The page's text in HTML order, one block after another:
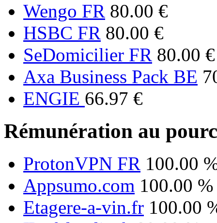
Wengo FR 80.00 €
HSBC FR 80.00 €
SeDomicilier FR 80.00 €
Axa Business Pack BE
ENGIE 66.97 €
Rémunération au
ProtonVPN FR 100.00
Appsumo.com 100.00 %
Etagere-a-vin.fr 100.00